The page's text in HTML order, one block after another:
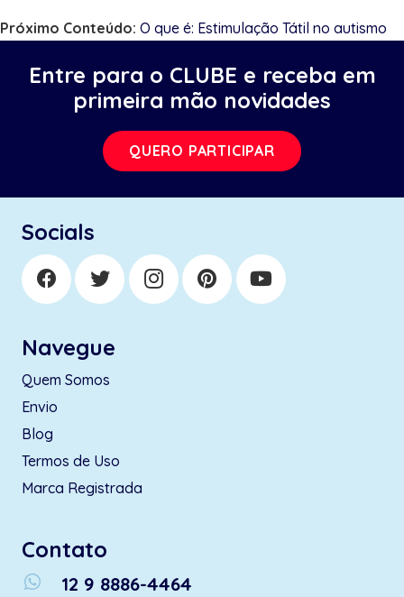
Próximo Conteúdo: O que é: Estimulação Tátil no autismo
Entre para o CLUBE e receba em
primeira mão novidades
QUERO PARTICIPAR
Socials
Navegue
Quem Somos
Envio
Blog
Termos de Uso
Marca Registrada
Contato
whatsapp
12 9 8886-4464